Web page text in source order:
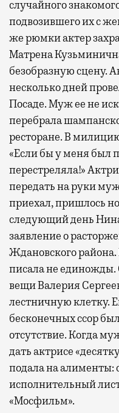
случайного
подвозившего их с
же рюмки актер
Матрена
безобразную сцену.
несколько дней
Посаде. Муж ее не
перебрала
ресторане. В
«Если бы у меня был
перестреляла!»
передать на руки
приехал, пришлось
следующий день
заявление о
Ждановского
писала не
вещи Валерия
лестничную клетку.
бесконечных ссор
отсутствие. Когда
дать актрисе
подала на алименты:
исполнительный
«Мосфильм».